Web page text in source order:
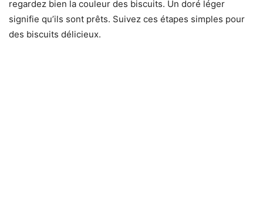
regardez bien la couleur des biscuits. Un doré léger
signifie qu’ils sont prêts. Suivez ces étapes simples pour
des biscuits délicieux.